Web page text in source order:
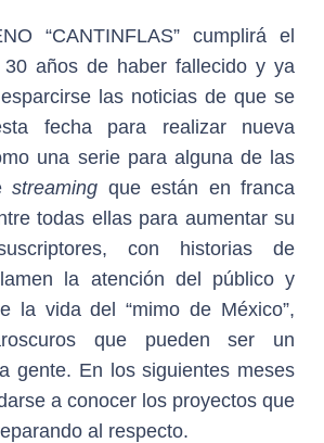
“CANTINFLAS” cumplirá el
años de haber fallecido y ya
las noticias de que se
fecha para realizar nueva
una serie para alguna de las
streaming que están en franca
todas ellas para aumentar su
con historias de
la atención del público y
la vida del “mimo de México”,
que pueden ser un
gente. En los siguientes meses
a conocer los proyectos que
al respecto.